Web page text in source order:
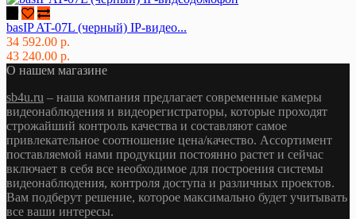
basIP AT-07L (черный) IP-видео...
34 592.00 р.
43 240.00 р.
О нашем магазине
sb4u.ru – наша компания предлагает современные камеры
видеонаблюдения и видеорегистраторы, которые проходят
строжайший контроль качества и составляют самое
привлекательное соотношение цена/качество. Ассортимент
поставляемой нами продукции постоянно растет и сейчас
включает в себя все необходимое для построения системы
видеонаблюдения, контроля доступа и различных проектов.
Вам подберут решение, которое максимально будет учитывать
все ваши интересы.